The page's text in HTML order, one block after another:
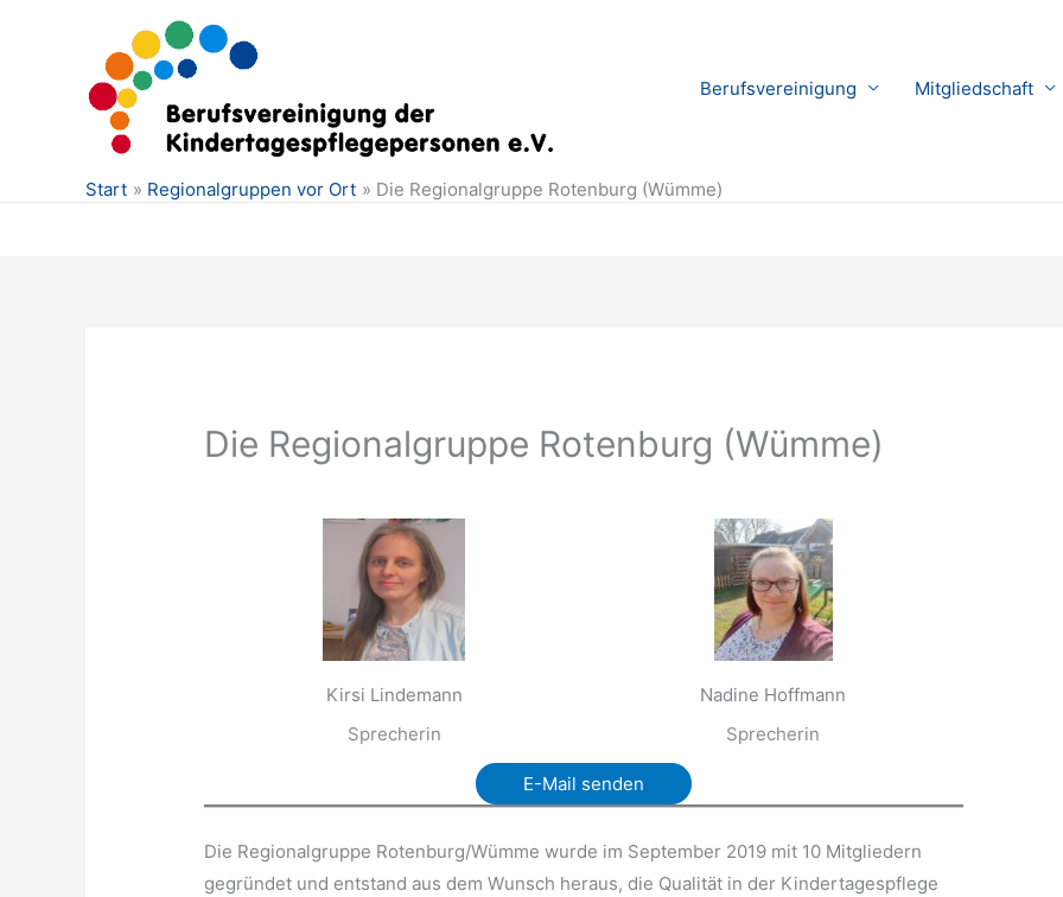
Berufsvereinigung Mitgliedschaft
Start Regionalgruppen vor Ort
Die Regionalgruppe Rotenburg (Wümme)
Die Regionalgruppe Rotenburg (Wümme)
Kirsi Lindemann
Sprecherin
Nadine Hoffmann
Sprecherin
E-Mail senden
Die Regionalgruppe Rotenburg/Wümme wurde im September 2019 mit 10 Mitgliedern
gegründet und entstand aus dem Wunsch heraus, die Qualität in der Kindertagespflege